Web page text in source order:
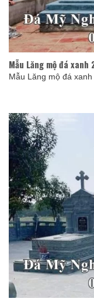
Mẫu Lăng mộ đá
Mẫu Lăng mộ đá